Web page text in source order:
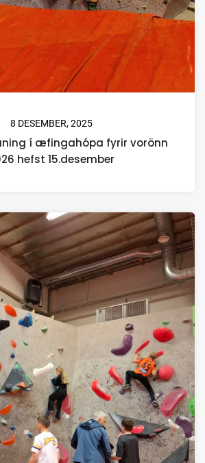
8 DESEMBER, 2025
í æfingahópa fyrir vorönn
hefst 15.desember